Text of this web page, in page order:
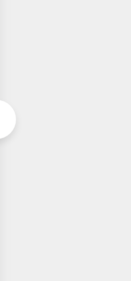
Aller à la page suivante